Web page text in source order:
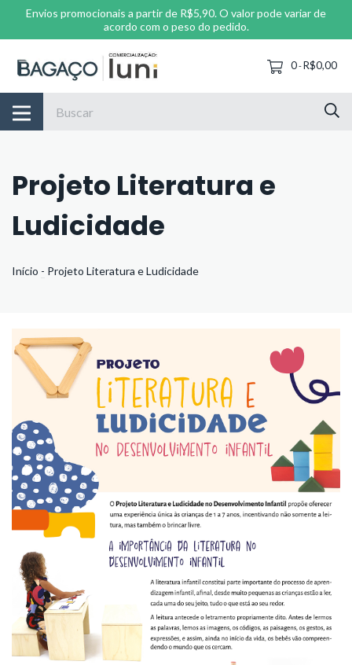
Envios promocionais a partir de R$5,90. O valor pode variar de
acordo com o peso do pedido.
0-R$0,00
Projeto Literatura e
Ludicidade
Início - Projeto Literatura e Ludicidade